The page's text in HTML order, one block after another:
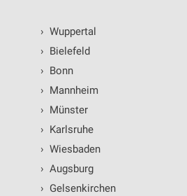
› Wuppertal
› Bielefeld
› Bonn
› Mannheim
› Münster
› Karlsruhe
› Wiesbaden
› Augsburg
› Gelsenkirchen